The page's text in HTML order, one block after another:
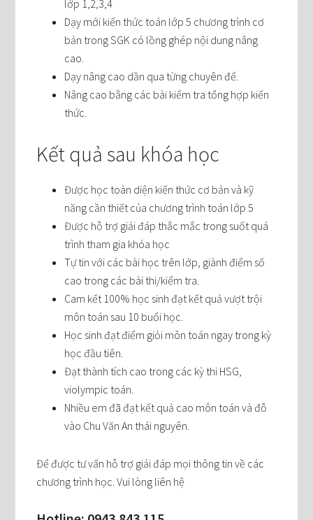
lớp 1,2,3,4
Dạy mới kiến thức toán lớp 5 chương trình cơ
bản trong SGK có lồng ghép nội dung nâng
cao.
Dạy nâng cao dần qua từng chuyên để.
Nâng cao bằng các bài kiểm tra tổng hợp kiến
thức.
Kết quả sau khóa học
Được học toàn diện kiến thức cơ bản và kỹ
năng cần thiết của chương trình toán lớp 5
Được hỗ trợ giải đáp thắc mắc trong suốt quá
trình tham gia khóa học
Tự tin với các bài học trên lớp, giành điểm số
cao trong các bài thi/kiểm tra.
Cam kết 100% học sinh đạt kết quả vượt trội
môn toán sau 10 buổi học.
Học sinh đạt điểm giỏi môn toán ngay trong kỳ
học đầu tiên.
Đạt thành tích cao trong các kỳ thi HSG,
violympic toán.
Nhiều em đã đạt kết quả cao môn toán và đỗ
vào Chu Văn An thái nguyên.
Để được tư vấn hỗ trợ giải đáp mọi thông tin về các
chương trình học. Vui lòng liên hệ